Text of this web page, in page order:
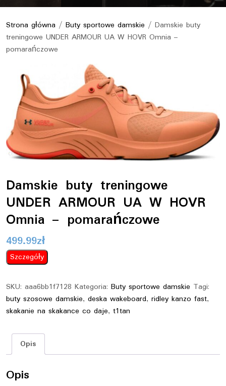
Strona główna / Buty sportowe damskie / Damskie buty
treningowe UNDER ARMOUR UA W HOVR Omnia –
pomarańczowe
Damskie buty treningowe
UNDER ARMOUR UA W HOVR
Omnia – pomarańczowe
499.99zł
Szczegóły
SKU: aaa6bb1f7128 Kategoria: Buty sportowe damskie Tagi:
buty szosowe damskie, deska wakeboard, ridley kanzo fast,
skakanie na skakance co daje, t1tan
Opis
Opis